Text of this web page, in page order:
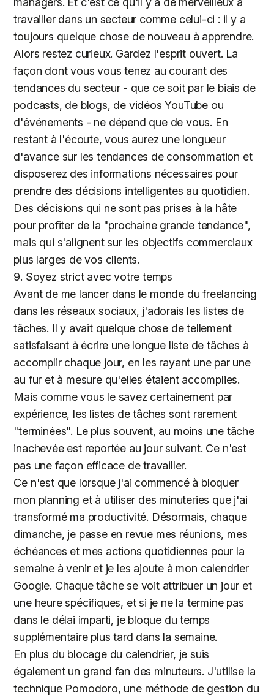
travailler dans un secteur comme celui-ci : il y a
toujours quelque chose de nouveau à apprendre.
Alors restez curieux. Gardez l'esprit ouvert. La
façon dont vous vous tenez au courant des
tendances du secteur - que ce soit par le biais de
podcasts, de blogs, de vidéos YouTube ou
d'événements - ne dépend que de vous. En
restant à l'écoute, vous aurez une longueur
d'avance sur les tendances de consommation et
disposerez des informations nécessaires pour
prendre des décisions intelligentes au quotidien.
Des décisions qui ne sont pas prises à la hâte
pour profiter de la "prochaine grande tendance",
mais qui s'alignent sur les objectifs commerciaux
plus larges de vos clients.
9. Soyez strict avec votre temps
Avant de me lancer dans le monde du freelancing
dans les réseaux sociaux, j'adorais les listes de
tâches. Il y avait quelque chose de tellement
satisfaisant à écrire une longue liste de tâches à
accomplir chaque jour, en les rayant une par une
au fur et à mesure qu'elles étaient accomplies.
Mais comme vous le savez certainement par
expérience, les listes de tâches sont rarement
"terminées". Le plus souvent, au moins une tâche
inachevée est reportée au jour suivant. Ce n'est
pas une façon efficace de travailler.
Ce n'est que lorsque j'ai commencé à bloquer
mon planning et à utiliser des minuteries que j'ai
transformé ma productivité. Désormais, chaque
dimanche, je passe en revue mes réunions, mes
échéances et mes actions quotidiennes pour la
semaine à venir et je les ajoute à mon calendrier
Google. Chaque tâche se voit attribuer un jour et
une heure spécifiques, et si je ne la termine pas
dans le délai imparti, je bloque du temps
supplémentaire plus tard dans la semaine.
En plus du blocage du calendrier, je suis
également un grand fan des minuteurs. J'utilise la
technique Pomodoro, une méthode de gestion du